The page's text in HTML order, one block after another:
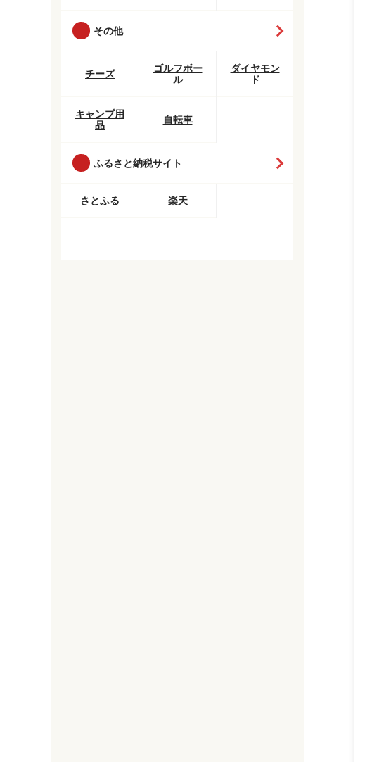
その他
チーズ
ゴルフボー
ル
ダイヤモン
ド
キャンプ用
品
自転車
ふるさと納税サイト
さとふる 楽天